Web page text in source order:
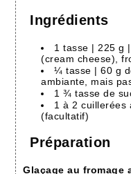
Ingrédients
1 tasse | 225 g
(cream cheese),
¼ tasse | 60 g
ambiante, mais
1 ¾ tasse de
1 à 2 cuillerées
(facultatif)
Préparation
Glaçage au fromage